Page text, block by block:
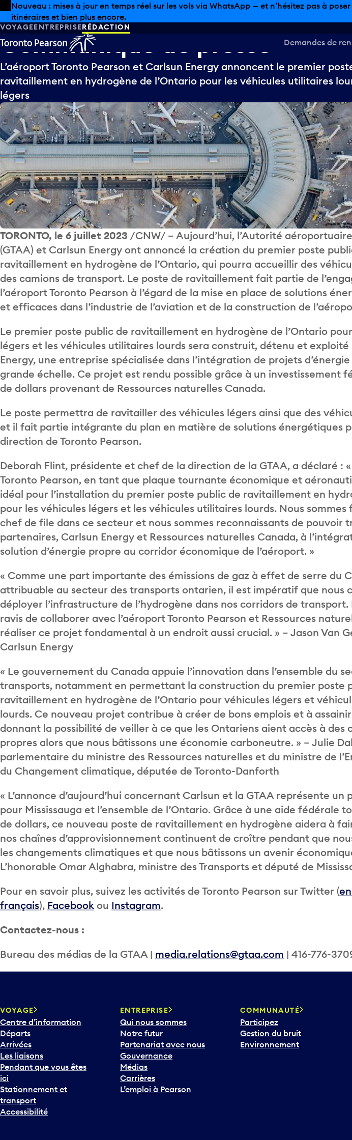
Skip to offers
Passer au contenu principal
Nouveau : mises à jour en temps réel sur les vols via WhatsApp — et n’hésitez pas à
itinéraires et bien plus encore.
VOYAGEENTREPRISERÉDACTION
Demandes de
Communiquédepresse
L’aéroport Toronto Pearson et Carlsun Energy annoncent le premier
ravitaillement en hydrogène de l’Ontario pour les véhicules utilitaires
légers
TORONTO, le 6 juillet 2023 /CNW/ – Aujourd’hui, l’Autorité
(GTAA) et Carlsun Energy ont annoncé la création du premier poste
ravitaillement en hydrogène de l’Ontario, qui pourra accueillir des
des camions de transport. Le poste de ravitaillement fait partie de
l’aéroport Toronto Pearson à l’égard de la mise en place de solutions
et efficaces dans l’industrie de l’aviation et de la construction de
Le premier poste public de ravitaillement en hydrogène de l’Ontario
légers et les véhicules utilitaires lourds sera construit, détenu et exploité
Energy, une entreprise spécialisée dans l’intégration de projets
grande échelle. Ce projet est rendu possible grâce à un investissement
de dollars provenant de Ressources naturelles Canada.
Le poste permettra de ravitailler des véhicules légers ainsi que des
et il fait partie intégrante du plan en matière de solutions énergétiques
direction de Toronto Pearson.
Deborah Flint, présidente et chef de la direction de la GTAA, a déclaré : «
Toronto Pearson, en tant que plaque tournante économique et
idéal pour l’installation du premier poste public de ravitaillement en
pour les véhicules légers et les véhicules utilitaires lourds. Nous sommes
chef de file dans ce secteur et nous sommes reconnaissants de pouvoir
partenaires, Carlsun Energy et Ressources naturelles Canada, à
solution d’énergie propre au corridor économique de l’aéroport. »
« Comme une part importante des émissions de gaz à effet de serre du
attribuable au secteur des transports ontarien, il est impératif que nous
déployer l’infrastructure de l’hydrogène dans nos corridors de transport.
ravis de collaborer avec l’aéroport Toronto Pearson et Ressources
réaliser ce projet fondamental à un endroit aussi crucial. » – Jason Van
Carlsun Energy
« Le gouvernement du Canada appuie l’innovation dans l’ensemble du
transports, notamment en permettant la construction du premier poste
ravitaillement en hydrogène de l’Ontario pour véhicules légers et
lourds. Ce nouveau projet contribue à créer de bons emplois et à
donnant la possibilité de veiller à ce que les Ontariens aient accès à des
propres alors que nous bâtissons une économie carboneutre. » – Julie
parlementaire du ministre des Ressources naturelles et du ministre de
du Changement climatique, députée de Toronto-Danforth
« L’annonce d’aujourd’hui concernant Carlsun et la GTAA représente un
pour Mississauga et l’ensemble de l’Ontario. Grâce à une aide fédérale
de dollars, ce nouveau poste de ravitaillement en hydrogène aidera à
nos chaînes d’approvisionnement continuent de croître pendant que
les changements climatiques et que nous bâtissons un avenir
L’honorable Omar Alghabra, ministre des Transports et député de
Pour en savoir plus, suivez les activités de Toronto Pearson sur Twitter (
français), Facebook ou Instagram.
Contactez-nous :
Bureau des médias de la GTAA | media.relations@gtaa.com | 416-776-
VOYAGE
Centre d’information
Départs
Arrivées
Les liaisons
Pendant que vous êtes
ici
Stationnement et
transport
Accessibilité
ENTREPRISE
Qui nous sommes
Notre futur
Partenariat avec nous
Gouvernance
Médias
Carrières
L’emploi à Pearson
COMMUNAUTÉ
Participez
Gestion du bruit
Environnement